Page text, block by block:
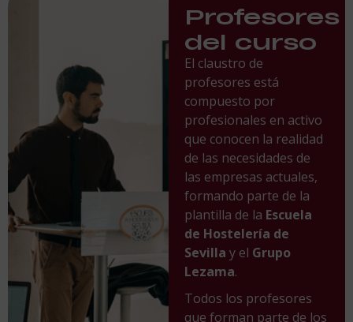
Profesores
del curso
El claustro de
profesores está
compuesto por
profesionales en activo
que conocen la realidad
de las necesidades de
las empresas actuales,
formando parte de la
plantilla de la Escuela
de Hostelería de
Sevilla y el Grupo
Lezama.
Todos los profesores
que forman parte de los